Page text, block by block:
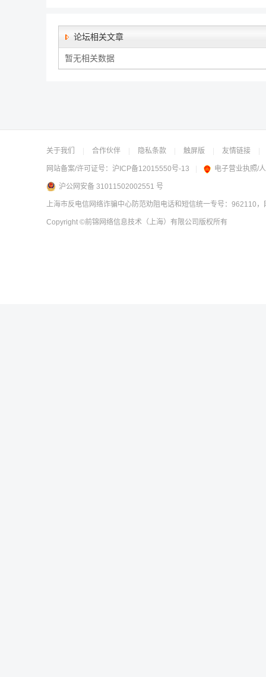
论坛相关文章
暂无相关数据
关于我们 合作伙伴 隐私条款 触屏版 友情链接
网站备案/许可证号： 沪ICP备12015550号-13 电子营业执照/
沪公网安备 31011502002551 号
上海市反电信网络诈骗中心防范劝阻电话和短信统一专号：962110
Copyright ©前锦网络信息技术（上海）有限公司 版权所有